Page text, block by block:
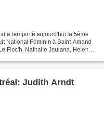
a remporté aujourd'hui la 5ème
National Féminin à Saint-Amand
Floc'h, Nathalie Jeuland, Helen
Judith Arndt